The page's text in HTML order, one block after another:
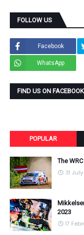
FOLLOW US
Facebook
WhatsApp
FIND US ON FACEBOOK
POPULAR
The
31 July
2023
17